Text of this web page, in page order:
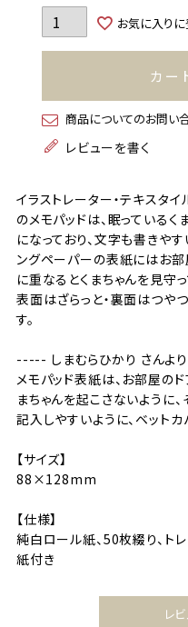
お気に入り
カー
商品についてのお問い
レビューを書く
イラストレーター・テキスタ
のメモパッドは、眠っている
になっており、文字も書きや
ングペーパーの表紙にはお部
に重なるとくまちゃんを見守
表面はざらっと・裏面はつや
す。
----- しまむらひかり さんよ
メモパッド表紙は、お部屋の
まちゃんを起こさないように
記入しやすいように、ベット
【サイズ】
88×128mm
【仕様】
純白ロール紙、50枚綴り、ト
紙付き
レ